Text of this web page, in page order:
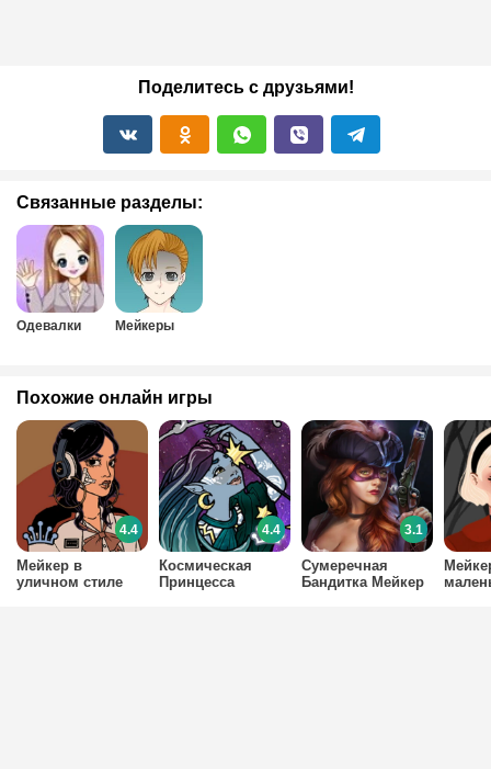
Поделитесь с друзьями!
Связанные разделы:
Одевалки Мейкеры
Похожие онлайн игры
Мейкер в
уличном стиле
4.4
Космическая
Принцесса
4.4
Сумеречная
Бандитка Мейкер
3.1